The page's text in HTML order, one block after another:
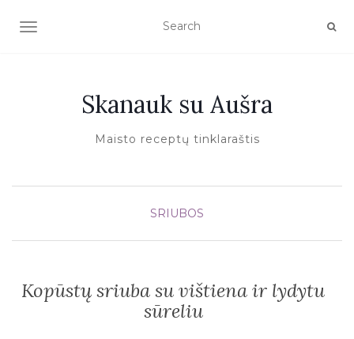
TOGGLE NAVIGATION
Skanauk su Aušra
Maisto receptų tinklaraštis
SRIUBOS
Kopūstų sriuba su vištiena ir lydytu
sūreliu